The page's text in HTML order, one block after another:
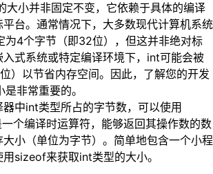
小并非固定不变，它依赖于具体的编译
台。通常情况下，大多数现代计算机系统
为4个字节（即32位），但这并非绝对标
式系统或特定编译环境下，int可能会被
）以节省内存空间。因此，了解您的开发
非常重要的。
中int类型所占的字节数，可以使用
个编译时运算符，能够返回其操作数的数
小（单位为字节）。简单地包含一个小程
sizeof来获取int类型的大小。